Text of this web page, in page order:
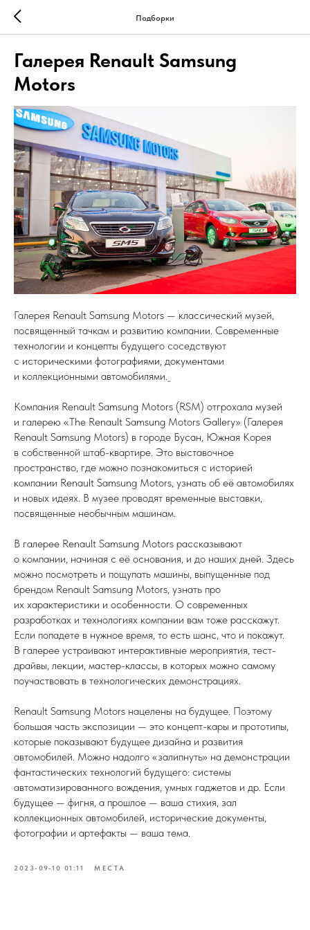
Подборки
Галерея Renault Samsung
Motors
Галерея Renault Samsung Motors — классический музей,
посвященный тачкам и развитию компании. Современные
технологии и концепты будущего соседствуют
с историческими фотографиями, документами
и коллекционными автомобилями._
Компания Renault Samsung Motors (RSM) отгрохала музей
и галерею «The Renault Samsung Motors Gallery» (Галерея
Renault Samsung Motors) в городе Бусан, Южная Корея
в собственной штаб-квартире. Это выставочное
пространство, где можно познакомиться с историей
компании Renault Samsung Motors, узнать об её автомобилях
и новых идеях. В музее проводят временные выставки,
посвященные необычным машинам.
В галерее Renault Samsung Motors рассказывают
о компании, начиная с её основания, и до наших дней. Здесь
можно посмотреть и пощупать машины, выпущенные под
брендом Renault Samsung Motors, узнать про
их характеристики и особенности. О современных
разработках и технологиях компании вам тоже расскажут.
Если попадете в нужное время, то есть шанс, что и покажут.
В галерее устраивают интерактивные мероприятия, тест-
драйвы, лекции, мастер-классы, в которых можно самому
поучаствовать в технологических демонстрациях.
Renault Samsung Motors нацелены на будущее. Поэтому
большая часть экспозиции — это концепт-кары и прототипы,
которые показывают будущее дизайна и развития
автомобилей. Можно надолго «залипнуть» на демонстрации
фантастических технологий будущего: системы
автоматизированного вождения, умных гаджетов и др. Если
будущее — фигня, а прошлое — ваша стихия, зал
коллекционных автомобилей, исторические документы,
фотографии и артефакты — ваша тема.
2023-09-10 01:11 МЕСТА